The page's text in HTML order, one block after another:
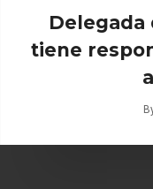
Delegada
tiene